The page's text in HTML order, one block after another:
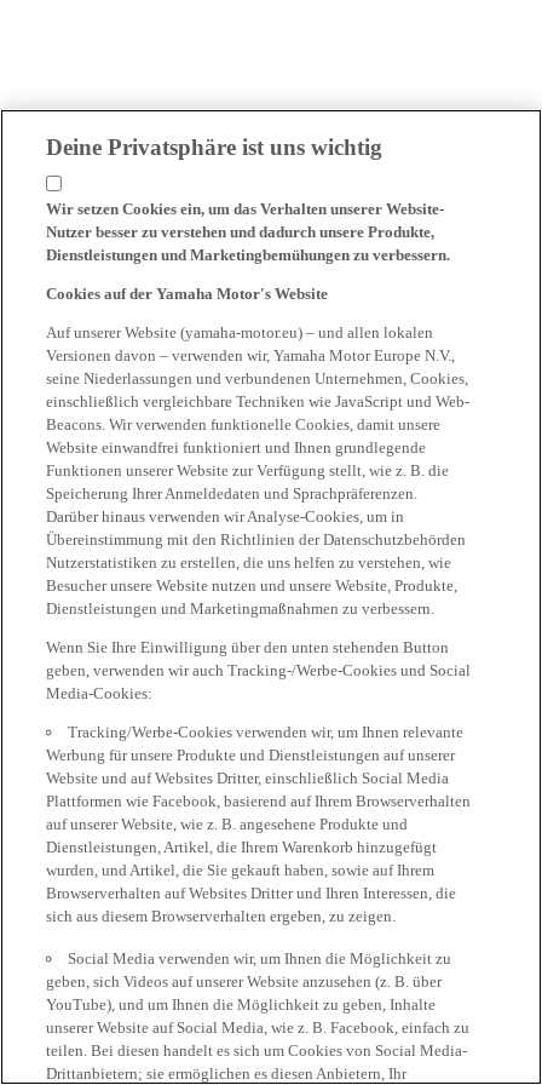
Deine Privatsphäre ist uns wichtig
Wir setzen Cookies ein, um das Verhalten unserer Website-
Nutzer besser zu verstehen und dadurch unsere Produkte,
Dienstleistungen und Marketingbemühungen zu verbessern.
Cookies auf der Yamaha Motor's Website
Auf unserer Website (yamaha-motor.eu) – und allen lokalen
Versionen davon – verwenden wir, Yamaha Motor Europe N.V.,
seine Niederlassungen und verbundenen Unternehmen, Cookies,
einschließlich vergleichbare Techniken wie JavaScript und Web-
Beacons. Wir verwenden funktionelle Cookies, damit unsere
Website einwandfrei funktioniert und Ihnen grundlegende
Funktionen unserer Website zur Verfügung stellt, wie z. B. die
Speicherung Ihrer Anmeldedaten und Sprachpräferenzen.
Darüber hinaus verwenden wir Analyse-Cookies, um in
Übereinstimmung mit den Richtlinien der Datenschutzbehörden
Nutzerstatistiken zu erstellen, die uns helfen zu verstehen, wie
Besucher unsere Website nutzen und unsere Website, Produkte,
Dienstleistungen und Marketingmaßnahmen zu verbessern.
Wenn Sie Ihre Einwilligung über den unten stehenden Button
geben, verwenden wir auch Tracking-/Werbe-Cookies und Social
Media-Cookies:
Tracking/Werbe-Cookies verwenden wir, um Ihnen relevante
Werbung für unsere Produkte und Dienstleistungen auf unserer
Website und auf Websites Dritter, einschließlich Social Media
Plattformen wie Facebook, basierend auf Ihrem Browserverhalten
auf unserer Website, wie z. B. angesehene Produkte und
Dienstleistungen, Artikel, die Ihrem Warenkorb hinzugefügt
wurden, und Artikel, die Sie gekauft haben, sowie auf Ihrem
Browserverhalten auf Websites Dritter und Ihren Interessen, die
sich aus diesem Browserverhalten ergeben, zu zeigen.
Social Media verwenden wir, um Ihnen die Möglichkeit zu
geben, sich Videos auf unserer Website anzusehen (z. B. über
YouTube), und um Ihnen die Möglichkeit zu geben, Inhalte
unserer Website auf Social Media, wie z. B. Facebook, einfach zu
teilen. Bei diesen handelt es sich um Cookies von Social Media-
Drittanbietern; sie ermöglichen es diesen Anbietern, Ihr